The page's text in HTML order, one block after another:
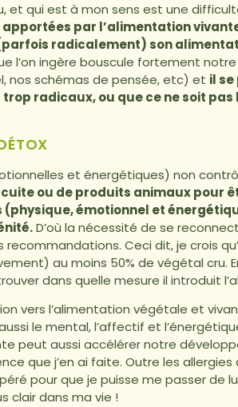
et qui est à mon sens est une
par l’alimentation
radicalement) son
l’on ingère bouscule fortement
nos schémas de pensée, etc) et il
radicaux, ou que ce ne soit pas
et énergétiques) non
ou de produits animaux pour
émotionnel et
D’où la nécessité de se
Ceci dit, je crois
au moins 50% de végétal
dans quelle mesure il introduit
vers l’alimentation végétale et
le mental, l’affectif et
peut aussi accélérer notre
que j’en ai faite. Outre les
pour que je puisse me passer de
clair dans ma vie !